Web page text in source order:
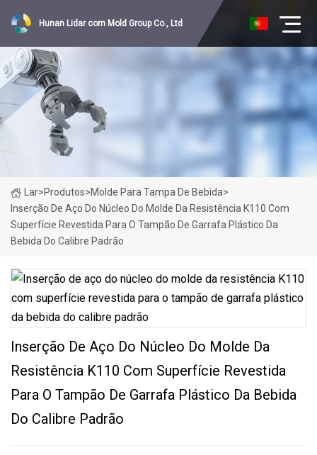
Hunan Lidar com Mold Group Co., Ltd
Lar>Produtos>Molde Para Tampa De Bebida>
Inserção De Aço Do Núcleo Do Molde Da Resistência K110 Com
Superfície Revestida Para O Tampão De Garrafa Plástico Da
Bebida Do Calibre Padrão
Inserção De Aço Do Núcleo Do Molde Da
Resistência K110 Com Superfície Revestida
Para O Tampão De Garrafa Plástico Da Bebida
Do Calibre Padrão